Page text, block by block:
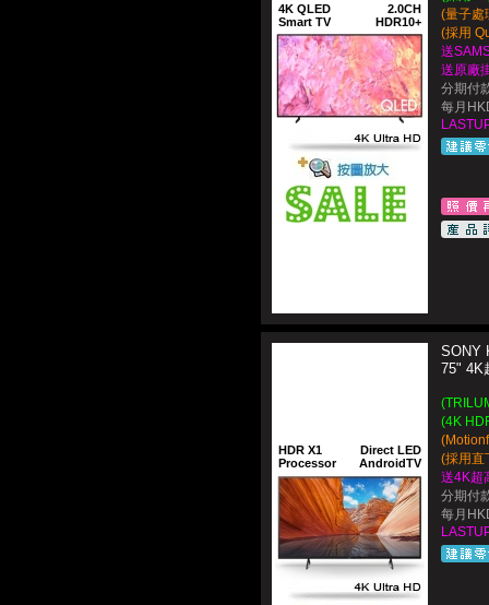
4K QLED
Smart TV
2.0CH
HDR10+
(量子處
(採用
送
送原廠
分期付
每月
HDR X1
Processor
Direct LED
AndroidTV
SONY
75" 4K
(4K
(採用直
送4K超
分期付
每月